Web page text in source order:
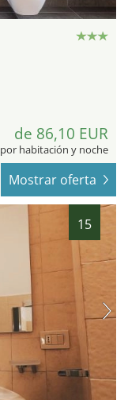
de 86,10 EUR
por habitación y noche
Mostrar oferta
15